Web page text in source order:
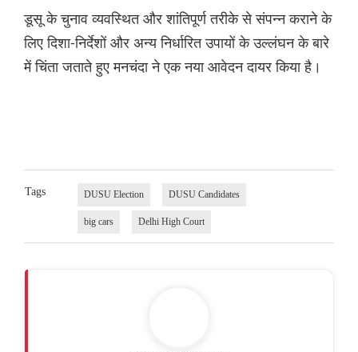
डूसू के चुनाव व्यवस्थित और शांतिपूर्ण तरीके से संपन्न कराने के
लिए दिशा-निर्देशों और अन्य निर्धारित उपायों के उल्लंघन के बारे
में चिंता जताते हुए मनचंदा ने एक नया आवेदन दायर किया है।
Tags DUSU Election DUSU Candidates
big cars Delhi High Court